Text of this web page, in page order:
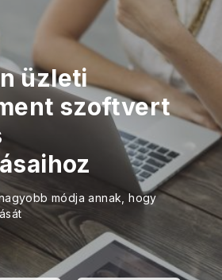
üzleti
szoftvert
módja annak, hogy